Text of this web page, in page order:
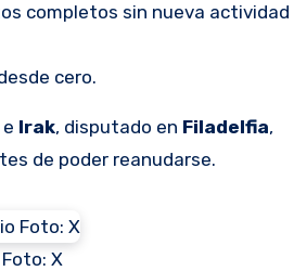
completos sin nueva actividad
cero.
e Irak, disputado en Filadelfia,
de poder reanudarse.
X